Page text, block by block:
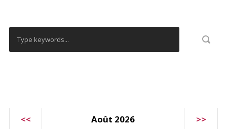
<< Août 2026 >>